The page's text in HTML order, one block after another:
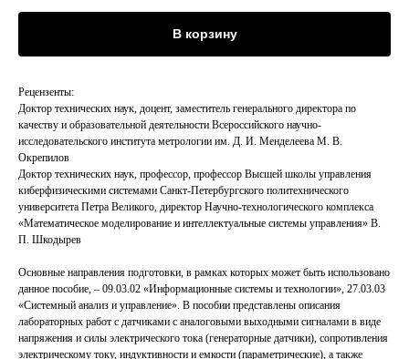
В корзину
Рецензенты:
Доктор технических наук, доцент, заместитель генерального директора по
качеству и образовательной деятельности Всероссийского научно-
исследовательского института метрологии им. Д. И. Менделеева М. В.
Окрепилов
Доктор технических наук, профессор, профессор Высшей школы управления
киберфизическими системами Санкт-Петербургского политехнического
университета Петра Великого, директор Научно-технологического комплекса
«Математическое моделирование и интеллектуальные системы управления» В.
П. Шкодырев
Основные направления подготовки, в рамках которых может быть использовано
данное пособие, – 09.03.02 «Информационные системы и технологии», 27.03.03
«Системный анализ и управление». В пособии представлены описания
лабораторных работ с датчиками с аналоговыми выходными сигналами в виде
напряжения и силы электрического тока (генераторные датчики), сопротивления
электрическому току, индуктивности и емкости (параметрические), а также